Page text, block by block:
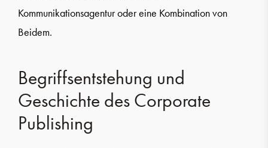
Kommunikationsagentur oder eine Kombination von
Beidem.
Begriffsentstehung und
Geschichte des Corporate
Publishing